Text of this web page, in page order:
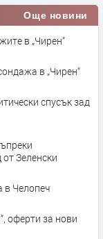
Още новини
в „Чирен“
в „Чирен“
спусък зад
Зеленски
в Челопеч
оферти за нови